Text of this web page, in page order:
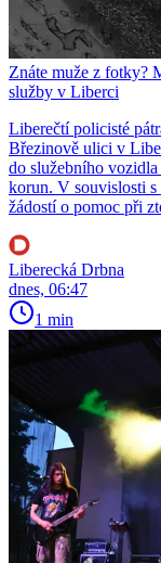
Znáte muže z fotky?
služby v Liberci
Liberečtí policisté
Březinově ulici v
do služebního
korun. V souvislosti s
žádostí o pomoc při
Liberecká Drbna
dnes, 06:47
1 min